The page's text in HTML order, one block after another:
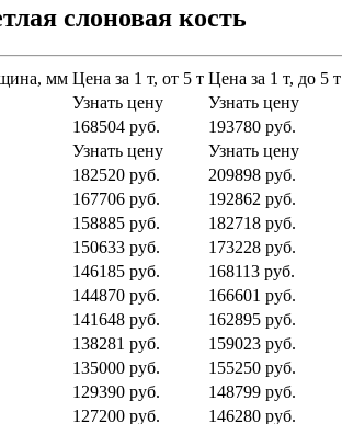
слоновая кость
мм Цена за 1 т, от 5 т Цена за 1 т, до 5 т
Узнать цену
Узнать цену
168504 руб.
193780 руб.
Узнать цену
Узнать цену
182520 руб.
209898 руб.
167706 руб.
192862 руб.
158885 руб.
182718 руб.
150633 руб.
173228 руб.
146185 руб.
168113 руб.
144870 руб.
166601 руб.
141648 руб.
162895 руб.
138281 руб.
159023 руб.
135000 руб.
155250 руб.
129390 руб.
148799 руб.
127200 руб. 146280 руб.